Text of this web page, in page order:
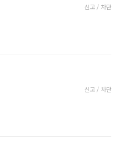
신고 / 차단
신고 / 차단